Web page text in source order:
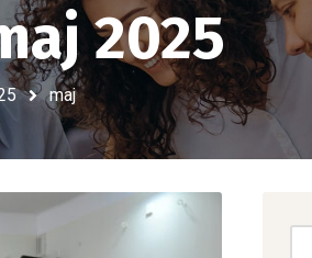
2025
maj